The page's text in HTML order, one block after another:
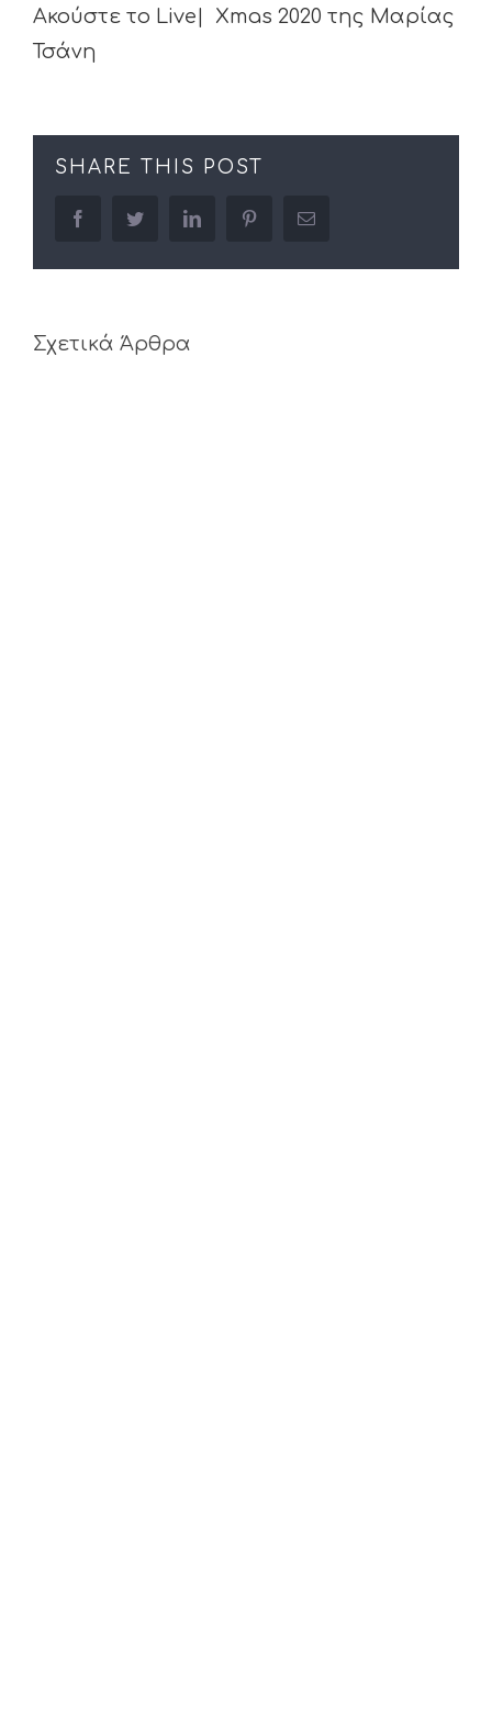
Ακούστε το Live| Xmas 2020 της Μαρίας
Τσάνη
SHARE THIS POST
facebooktwitter linkedin pinterestEmail
Σχετικά Άρθρα